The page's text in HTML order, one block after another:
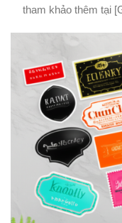
tham khảo thêm tại